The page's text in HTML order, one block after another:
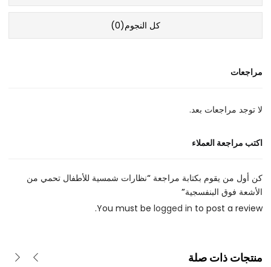
كل النجوم(0
)
مراجعات
لا توجد مراجعات بعد.
اكتب مراجعة العملاء
كن أول من يقوم بكتابة مراجعة “نظارات شمسية للأطفال تحمي من
الأشعة فوق البنفسجية”
You must be logged in to post a review.
منتجات ذات صلة